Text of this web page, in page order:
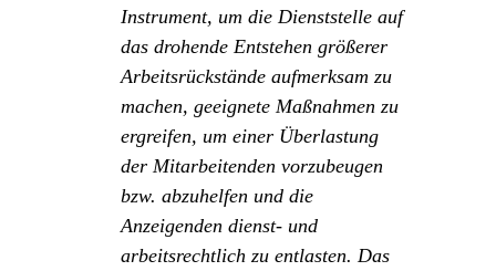
Instrument, um die Dienststelle auf
das drohende Entstehen größerer
Arbeitsrückstände aufmerksam zu
machen, geeignete Maßnahmen zu
ergreifen, um einer Überlastung
der Mitarbeitenden vorzubeugen
bzw. abzuhelfen und die
Anzeigenden dienst- und
arbeitsrechtlich zu entlasten. Das